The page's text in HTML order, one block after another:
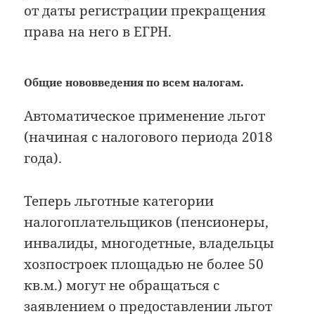
от даты регистрации прекращения
права на него в ЕГРН.
Общие нововведения по всем налогам.
Автоматическое применение льгот
(начиная с налогового периода 2018
года).
Теперь льготные категории
налогоплательщиков (пенсионеры,
инвалиды, многодетные, владельцы
хозпостроек площадью не более 50
кв.м.) могут не обращаться с
заявлением о предоставлении льгот